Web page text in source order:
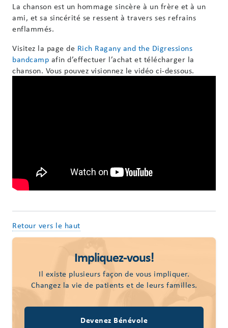
La chanson est un hommage sincère à un frère et à un
ami, et sa sincérité se ressent à travers ses refrains
enflammés.
Visitez la page de Rich Ragany and the Digressions
bandcamp afin d’effectuer l’achat et télécharger la
chanson. Vous pouvez visionnez le vidéo ci-dessous.
Retour vers le haut
Impliquez-vous!
Il existe plusieurs façon de vous impliquer.
Changez la vie de patients et de leurs familles.
Devenez Bénévole